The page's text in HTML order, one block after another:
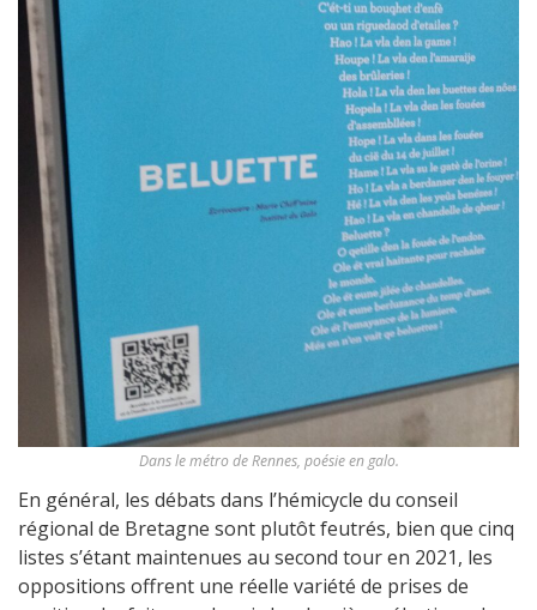
Dans le métro de Rennes, poésie en galo.
En général, les débats dans l’hémicycle du conseil
régional de Bretagne sont plutôt feutrés, bien que cinq
listes s’étant maintenues au second tour en 2021, les
oppositions offrent une réelle variété de prises de